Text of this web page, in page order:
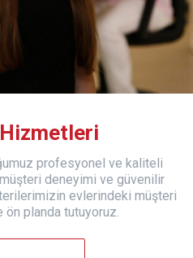
Hizmetleri
profesyonel ve kaliteli
deneyimi ve güvenilir
evlerindeki müşteri
planda tutuyoruz.